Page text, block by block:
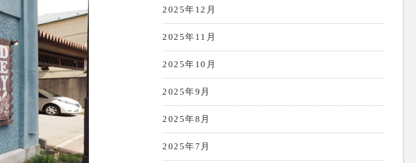
2025年12月
2025年11月
2025年10月
2025年9月
2025年8月
2025年7月